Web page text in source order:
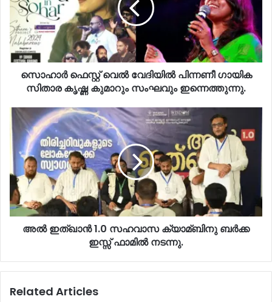
സൊഹാർ ഫെസ്റ്റ് വെൽ വേദിയിൽ പിന്നണീ ഗായിക
സിതാര കൃഷ്ണ കുമാറും സംഘവും ഇന്നെത്തുന്നു.
അല്‍ ഇത്ഖാൻ 1.0 സഹവാസ ക്യാമ്ബിനു ബർക്ക
ഇസ്സ് ഫാമില്‍ നടന്നു.
Related Articles